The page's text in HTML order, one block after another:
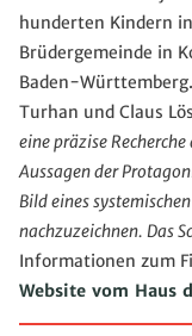
hunderten Kindern
Brüdergemeinde in
Baden-
Turhan und Claus
eine präzise
Aussagen der
Bild eines
nachzuzeichnen. Das
Informationen zum
Website vom Haus